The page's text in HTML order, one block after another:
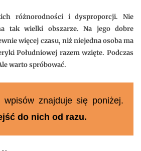
różnorodności i dysproporcji. Nie
tak wielki obszarze. Na jego dobre
więcej czasu, niż niejedna osoba ma
Południowej razem wzięte. Podczas
warto spróbować.
wpisów znajduje się poniżej.
do nich od razu.